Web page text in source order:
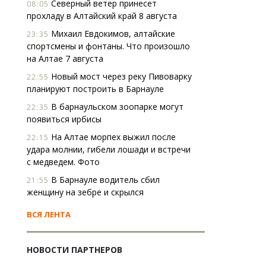
08:05 Северный ветер принесет
прохладу в Алтайский край 8 августа
23:35 Михаил Евдокимов, алтайские
спортсмены и фонтаны. Что произошло
на Алтае 7 августа
22:55 Новый мост через реку Пивоварку
планируют построить в Барнауле
22:35 В барнаульском зоопарке могут
появиться ирбисы
22:15 На Алтае морпех выжил после
удара молнии, гибели лошади и встречи
с медведем. Фото
21:55 В Барнауле водитель сбил
женщину на зебре и скрылся
ВСЯ ЛЕНТА
НОВОСТИ ПАРТНЕРОВ